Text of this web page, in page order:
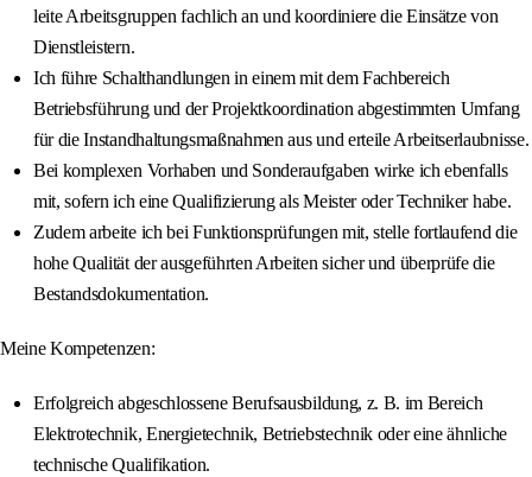
leite Arbeitsgruppen fachlich an und koordiniere die Einsätze von
Dienstleistern.
Ich führe Schalthandlungen in einem mit dem Fachbereich
Betriebsführung und der Projektkoordination abgestimmten Umfang
für die Instandhaltungsmaßnahmen aus und erteile Arbeitserlaubnisse.
Bei komplexen Vorhaben und Sonderaufgaben wirke ich ebenfalls
mit, sofern ich eine Qualifizierung als Meister oder Techniker habe.
Zudem arbeite ich bei Funktionsprüfungen mit, stelle fortlaufend die
hohe Qualität der ausgeführten Arbeiten sicher und überprüfe die
Bestandsdokumentation.
Meine Kompetenzen:
Erfolgreich abgeschlossene Berufsausbildung, z. B. im Bereich
Elektrotechnik, Energietechnik, Betriebstechnik oder eine ähnliche
technische Qualifikation.